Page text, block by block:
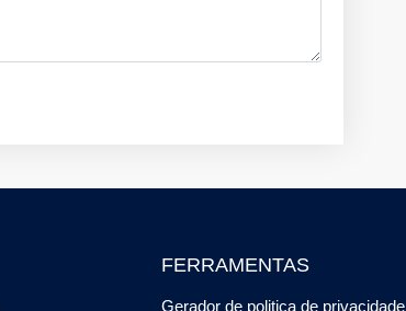
FERRAMENTAS
Gerador de politica de privacidade